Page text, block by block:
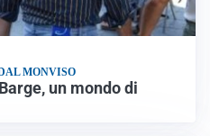
MONVISO
un mondo di